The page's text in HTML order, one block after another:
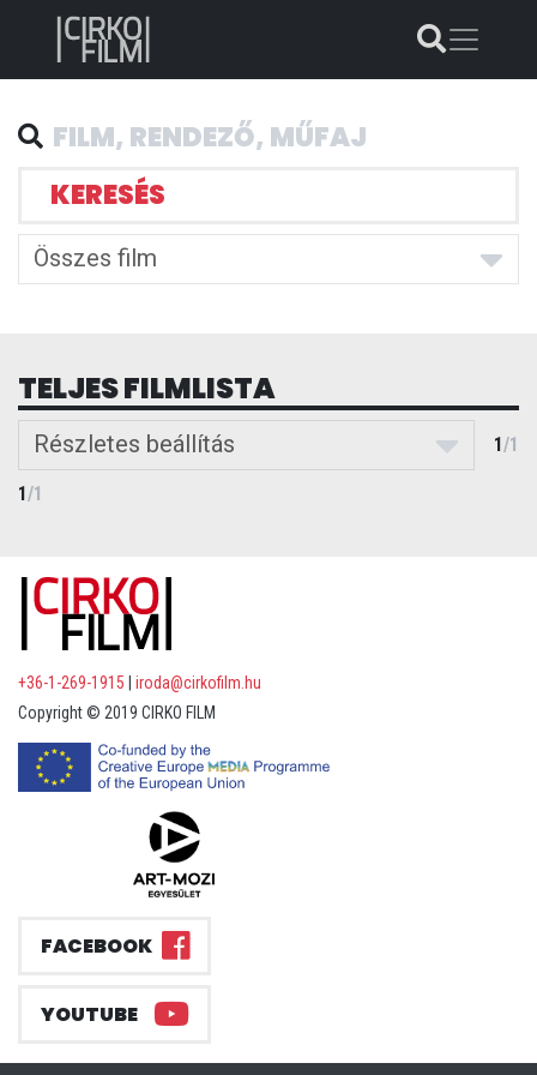
KERESÉS
Összes film
TELJES FILMLISTA
Részletes beállítás 1/1
1/1
+36-1-269-1915
iroda@cirkofilm.hu
Copyright © 2019 CIRKO FILM
FACEBOOK
YOUTUBE